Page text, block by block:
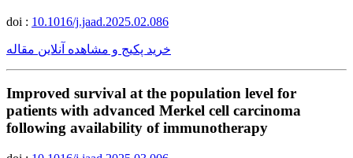
doi : 10.1016/j.jaad.2025.02.086
خرید پکیج و مشاهده آنلاین مقاله
Improved survival at the population level for
patients with advanced Merkel cell carcinoma
following availability of immunotherapy